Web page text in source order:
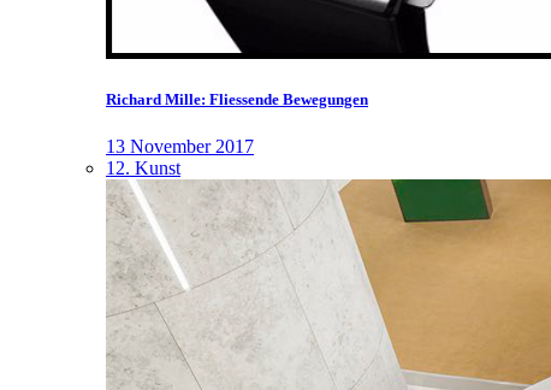
Richard Mille: Fliessende Bewegungen
13 November 2017
12. Kunst